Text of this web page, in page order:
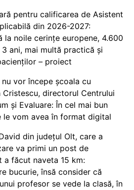
pentru calificarea de Asistent
din 2026-2027:
la noile cerințe europene, 4.600
ani, mai multă practică și
– proiect
vor începe școala cu
Cristescu, directorul Centrului
și Evaluare: În cel mai bun
le vom avea în format digital
din județul Olt, care a
va primi un post de
a făcut naveta 15 km:
bucurie, însă consider că
profesor se vede la clasă, în